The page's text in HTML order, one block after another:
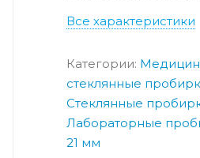
Все характеристики
Категории:
стеклянные
Стеклянные
Лабораторные
21 мм